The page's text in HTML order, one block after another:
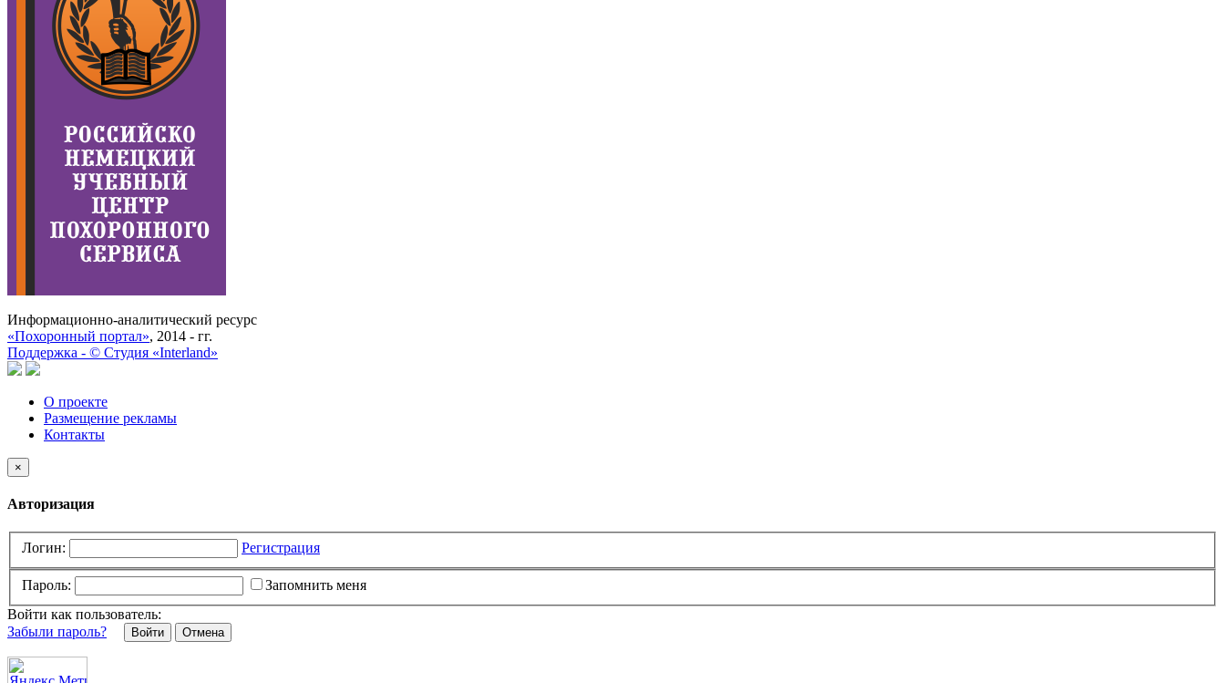
Информационно-аналитический ресурс
«Похоронный портал», 2014 - гг.
Поддержка - © Cтудия «Interland»
О проекте
Размещение рекламы
Контакты
×
Авторизация
Логин: Регистрация
Пароль:
Запомнить меня
Войти как пользователь:
Забыли пароль?
Отмена